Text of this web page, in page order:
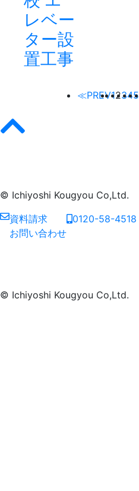
レベー
ター設
置工事
≪PREV12345
© Ichiyoshi Kougyou Co,Ltd.
資料請求
お問い合わせ
0120-58-4518
© Ichiyoshi Kougyou Co,Ltd.